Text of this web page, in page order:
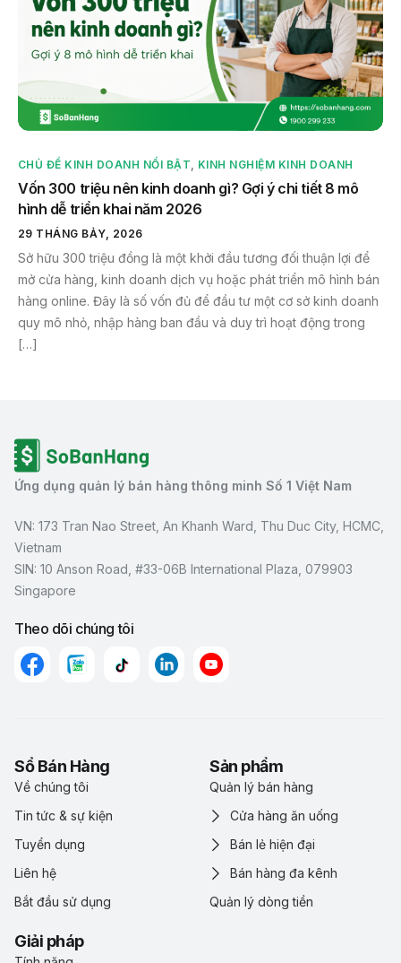
CHỦ ĐỀ KINH DOANH NỔI BẬT KINH NGHIỆM KINH DOANH
Vốn 300 triệu nên kinh doanh gì? Gợi ý chi tiết 8 mô
hình dễ triển khai năm 2026
29 THÁNG BẢY, 2026
Sở hữu 300 triệu đồng là một khởi đầu tương đối thuận lợi để
mở cửa hàng, kinh doanh dịch vụ hoặc phát triển mô hình bán
hàng online. Đây là số vốn đủ để đầu tư một cơ sở kinh doanh
quy mô nhỏ, nhập hàng ban đầu và duy trì hoạt động trong
[…]
Ứng dụng quản lý bán hàng thông minh Số 1 Việt Nam
VN: 173 Tran Nao Street, An Khanh Ward, Thu Duc City, HCMC,
Vietnam
SIN: 10 Anson Road, #33-06B International Plaza, 079903
Singapore
Theo dõi chúng tôi
Sổ Bán Hàng
Về chúng tôi
Tin tức & sự kiện
Tuyển dụng
Liên hệ
Bắt đầu sử dụng
Sản phẩm
Quản lý bán hàng
Cửa hàng ăn uống
Bán lẻ hiện đại
Bán hàng đa kênh
Quản lý dòng tiền
Giải pháp